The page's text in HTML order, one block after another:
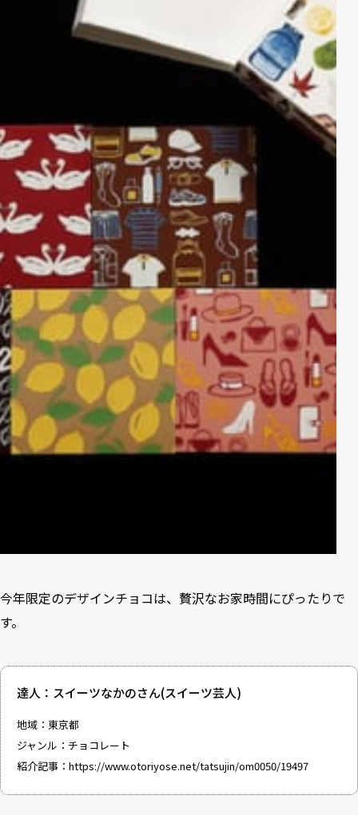
今年限定のデザインチョコは、贅沢なお家時間にぴったりで
す。
達人：スイーツなかのさん(スイーツ芸人)
地域：東京都
ジャンル：チョコレート
紹介記事： https://www.otoriyose.net/tatsujin/om0050/19497